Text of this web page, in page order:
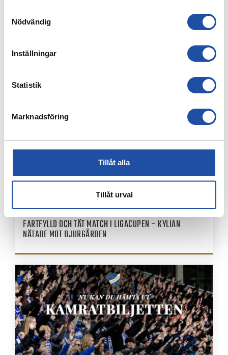
Nödvändig
Inställningar
Statistik
Marknadsföring
Tillåt alla
Tillåt urval
4 AUGUSTI, 2026
FARTFYLLD OCH TÄT MATCH I LIGACUPEN – KYLIAN
NÄTADE MOT DJURGÅRDEN